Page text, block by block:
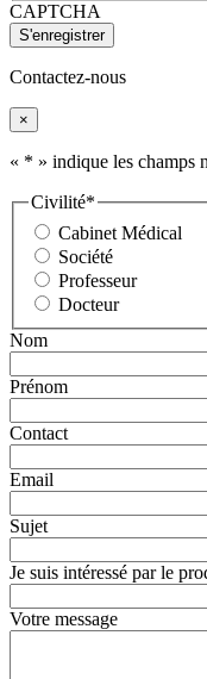
CAPTCHA
Contactez-nous
×
« * » indique les champs
Civilité*
Cabinet Médical
Société
Professeur
Docteur
Nom
Prénom
Contact
Email
Sujet
Je suis intéressé par le
Votre message